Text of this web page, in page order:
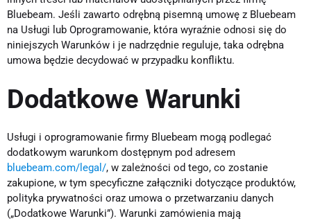
Bluebeam. Jeśli zawarto odrębną pisemną umowę z Bluebeam
na Usługi lub Oprogramowanie, która wyraźnie odnosi się do
niniejszych Warunków i je nadrzędnie reguluje, taka odrębna
umowa będzie decydować w przypadku konfliktu.
Dodatkowe Warunki
Usługi i oprogramowanie firmy Bluebeam mogą podlegać
dodatkowym warunkom dostępnym pod adresem
bluebeam.com/legal/, w zależności od tego, co zostanie
zakupione, w tym specyficzne załączniki dotyczące produktów,
polityka prywatności oraz umowa o przetwarzaniu danych
(„Dodatkowe Warunki”). Warunki zamówienia mają